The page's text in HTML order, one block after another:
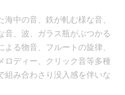
中の音、鉄が軋む様な音、
音、波、ガラス瓶がぶつかる
る物音、フルートの旋律、
ロディー、クリック音等多種
組み合わさり没入感を伴いな